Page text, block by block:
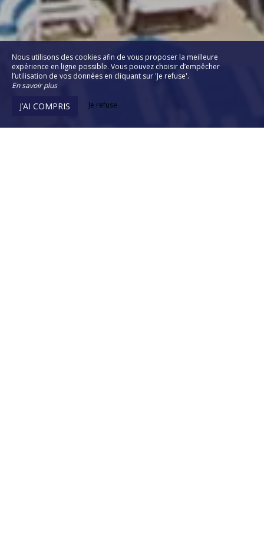
Nous utilisons des cookies afin de vous proposer la meilleure
expérience en ligne possible. Vous pouvez choisir d’empêcher
l’utilisation de vos données en cliquant sur 'Je refuse'.
En savoir plus
J’AI COMPRIS Je refuse